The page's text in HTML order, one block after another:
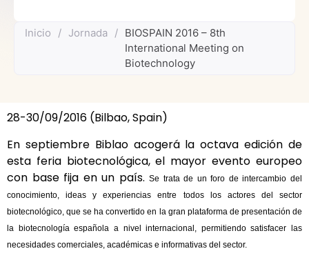
Inicio / Jornada / BIOSPAIN 2016 – 8th
International Meeting on
Biotechnology
28-30/09/2016 (Bilbao, Spain)
En septiembre Biblao acogerá la octava edición de
esta feria biotecnológica, el mayor evento europeo
con base fija en un país.Se trata de un foro de intercambio del
conocimiento, ideas y experiencias entre todos los actores del sector
biotecnológico, que se ha convertido en la gran plataforma de presentación de
la biotecnología española a nivel internacional, permitiendo satisfacer las
necesidades comerciales, académicas e informativas del sector.